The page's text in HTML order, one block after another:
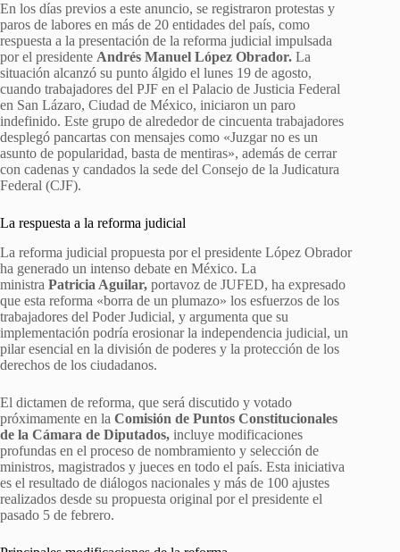
En los días previos a este anuncio, se registraron protestas y
paros de labores en más de 20 entidades del país, como
respuesta a la presentación de la reforma judicial impulsada
por el presidente Andrés Manuel López Obrador. La
situación alcanzó su punto álgido el lunes 19 de agosto,
cuando trabajadores del PJF en el Palacio de Justicia Federal
en San Lázaro, Ciudad de México, iniciaron un paro
indefinido. Este grupo de alrededor de cincuenta trabajadores
desplegó pancartas con mensajes como «Juzgar no es un
asunto de popularidad, basta de mentiras», además de cerrar
con cadenas y candados la sede del Consejo de la Judicatura
Federal (CJF).
La respuesta a la reforma judicial
La reforma judicial propuesta por el presidente López Obrador
ha generado un intenso debate en México. La
ministra Patricia Aguilar, portavoz de JUFED, ha expresado
que esta reforma «borra de un plumazo» los esfuerzos de los
trabajadores del Poder Judicial, y argumenta que su
implementación podría erosionar la independencia judicial, un
pilar esencial en la división de poderes y la protección de los
derechos de los ciudadanos.
El dictamen de reforma, que será discutido y votado
próximamente en la Comisión de Puntos Constitucionales
de la Cámara de Diputados, incluye modificaciones
profundas en el proceso de nombramiento y selección de
ministros, magistrados y jueces en todo el país. Esta iniciativa
es el resultado de diálogos nacionales y más de 100 ajustes
realizados desde su propuesta original por el presidente el
pasado 5 de febrero.